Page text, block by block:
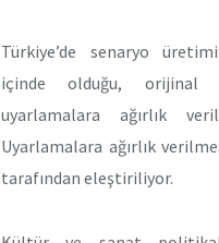
Türkiye’de senaryo
içinde olduğu, orijinal
uyarlamalara ağırlık
Uyarlamalara ağırlık
tarafından eleştiriliyor.